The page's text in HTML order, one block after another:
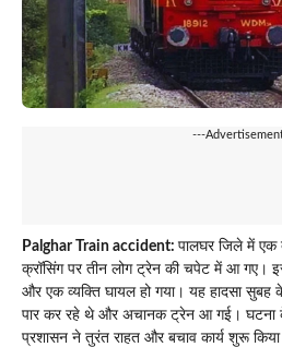
---
Palghar Train accident: पालघर जिले में एक
क्रॉसिंग पर तीन लोग ट्रेन की चपेट में आ गए। इस
और एक व्यक्ति घायल हो गया। यह हादसा
पार कर रहे थे और अचानक ट्रेन आ गई। घटना
प्रशासन ने तुरंत राहत और बचाव कार्य शुरू